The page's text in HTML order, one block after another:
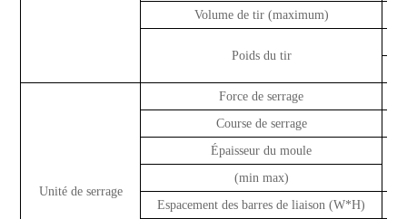
Volume de tir (maximum)
Poids du tir
Unité de serrage
Force de serrage
Course de serrage
Épaisseur du moule
(min max)
Espacement des barres de liaison (W*H)